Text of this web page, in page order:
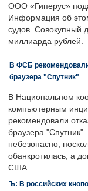
ООО «Гиперус»
Информация об
судов. Совокупный
миллиарда рублей.
В ФСБ рекомендовали
браузера "Спутник"
В Национальном
компьютерным
рекомендовали
браузера
небезопасно,
обанкротилась, а
США.
Ъ: В российских